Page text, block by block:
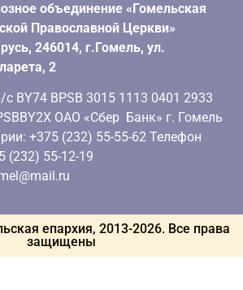
объединение «Гомельская
Православной Церкви»
246014, г.Гомель, ул.
2
BY74 BPSB 3015 1113 0401 2933
ОАО «Сбер Банк» г. Гомель
+375 (232) 55-55-62 Телефон
(232) 55-12-19
епархия, 2013-2026. Все права
защищены